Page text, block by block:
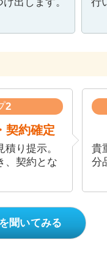
2
契約確定
り提示。
、契約とな
貴
分
聞いてみる